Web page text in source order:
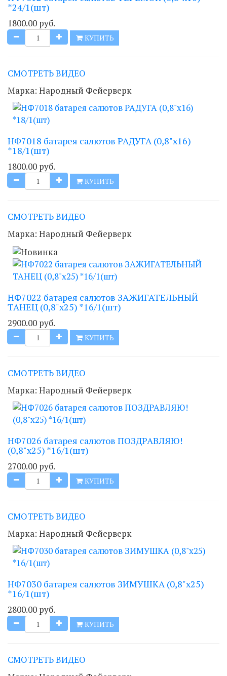
*24/1(шт)
1800.00 руб.
КУПИТЬ
СМОТРЕТЬ ВИДЕО
Марка: Народный Фейерверк
НФ7018 батарея салютов РАДУГА (0,8"х16)
*18/1(шт)
1800.00 руб.
КУПИТЬ
СМОТРЕТЬ ВИДЕО
Марка: Народный Фейерверк
НФ7022 батарея салютов ЗАЖИГАТЕЛЬНЫЙ
ТАНЕЦ (0,8"х25) *16/1(шт)
2900.00 руб.
КУПИТЬ
СМОТРЕТЬ ВИДЕО
Марка: Народный Фейерверк
НФ7026 батарея салютов ПОЗДРАВЛЯЮ!
(0,8"х25) *16/1(шт)
2700.00 руб.
КУПИТЬ
СМОТРЕТЬ ВИДЕО
Марка: Народный Фейерверк
НФ7030 батарея салютов ЗИМУШКА (0,8"х25)
*16/1(шт)
2800.00 руб.
КУПИТЬ
СМОТРЕТЬ ВИДЕО